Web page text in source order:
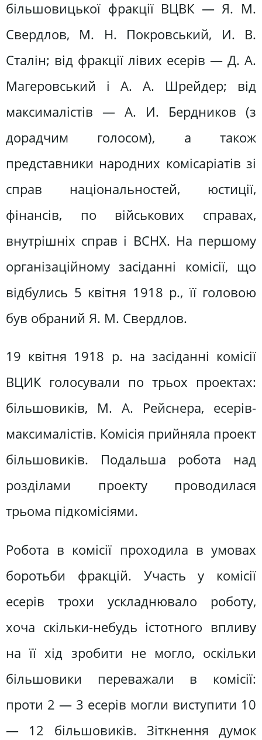
більшовицької фракції ВЦВК — Я. М.
Свердлов, М. Н. Покровський, И. В.
Сталін; від фракції лівих есерів — Д. А.
Магеровський і А. А. Шрейдер; від
максималістів — А. И. Бердников (з
дорадчим голосом), а також
представники народних комісаріатів зі
справ національностей, юстиції,
фінансів, по військових справах,
внутрішніх справ і ВСНХ. На першому
організаційному засіданні комісії, що
відбулись 5 квітня 1918 р., її головою
був обраний Я. М. Свердлов.
19 квітня 1918 р. на засіданні комісії
ВЦИК голосували по трьох проектах:
більшовиків, М. А. Рейснера, есерів-
максималістів. Комісія прийняла проект
більшовиків. Подальша робота над
розділами проекту проводилася
трьома підкомісіями.
Робота в комісії проходила в умовах
боротьби фракцій. Участь у комісії
есерів трохи ускладнювало роботу,
хоча скільки-небудь істотного впливу
на її хід зробити не могло, оскільки
більшовики переважали в комісії:
проти 2 — 3 есерів могли виступити 10
— 12 більшовиків. Зіткнення думок